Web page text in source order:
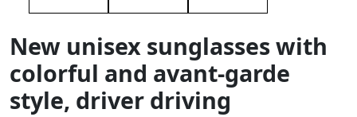
New unisex sunglasses with
colorful and avant-garde
style, driver driving